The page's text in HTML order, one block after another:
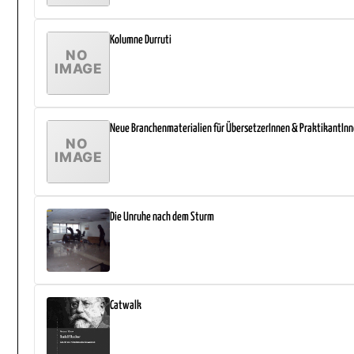
Kolumne Durruti
Neue Branchenmaterialien für ÜbersetzerInnen &
Die Unruhe nach dem Sturm
Catwalk